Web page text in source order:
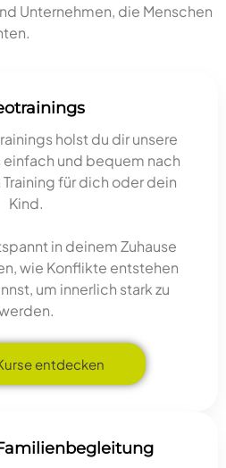
Unternehmen, die Menschen
holst du dir unsere
und bequem nach
für dich oder dein
Kind.
in deinem Zuhause
wie Konflikte entstehen
um innerlich stark zu
entdecken